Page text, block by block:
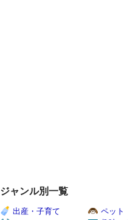
ジャンル別一覧
出産・子育て
ペット